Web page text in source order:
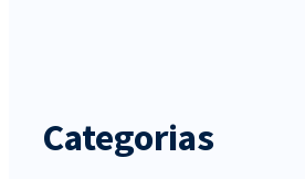
Categorias